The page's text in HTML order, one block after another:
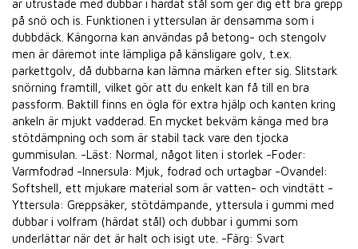
är utrustade med dubbar i härdat stål som ger dig ett bra grepp
på snö och is. Funktionen i yttersulan är densamma som i
dubbdäck. Kängorna kan användas på betong- och stengolv
men är däremot inte lämpliga på känsligare golv, t.ex.
parkettgolv, då dubbarna kan lämna märken efter sig. Slitstark
snörning framtill, vilket gör att du enkelt kan få till en bra
passform. Baktill finns en ögla för extra hjälp och kanten kring
ankeln är mjukt vadderad. En mycket bekväm känga med bra
stötdämpning och som är stabil tack vare den tjocka
gummisulan. -Läst: Normal, något liten i storlek -Foder:
Varmfodrad -Innersula: Mjuk, fodrad och urtagbar -Ovandel:
Softshell, ett mjukare material som är vatten- och vindtätt -
Yttersula: Greppsäker, stötdämpande, yttersula i gummi med
dubbar i volfram (härdat stål) och dubbar i gummi som
underlättar när det är halt och isigt ute. -Färg: Svart